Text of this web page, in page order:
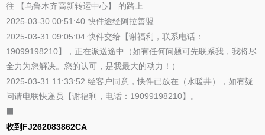
往 【乌鲁木齐高新转运中心】 的路上
2025-03-30 00:51:40 快件途经阿拉善盟
2025-03-31 09:05:04 快件交给【谢福利，联系电话：
19099198210】，正在派送途中（如有任何问题可先联系我，我将尽
全力为您解决。您的认可，是我最大的动力！）
2025-03-31 11:33:52 经客户同意，快件已放在（水暖井），如有疑
问请电联快递员【谢福利，电话：19099198210】。
收到FJ262083862CA